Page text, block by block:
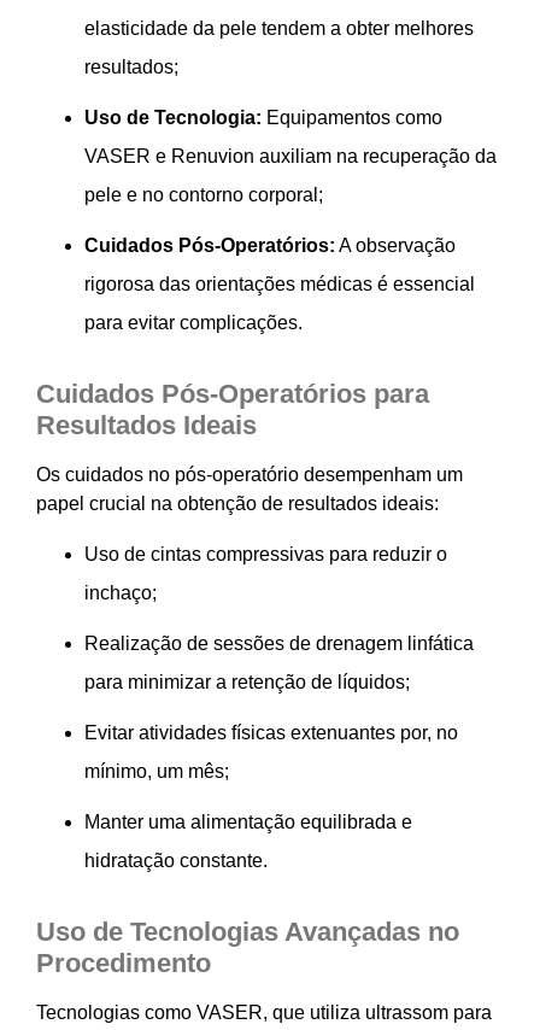
elasticidade da pele tendem a obter melhores
resultados;
Uso de Tecnologia: Equipamentos como
VASER e Renuvion auxiliam na recuperação da
pele e no contorno corporal;
Cuidados Pós-Operatórios: A observação
rigorosa das orientações médicas é essencial
para evitar complicações.
Cuidados Pós-Operatórios para
Resultados Ideais
Os cuidados no pós-operatório desempenham um
papel crucial na obtenção de resultados ideais:
Uso de cintas compressivas para reduzir o
inchaço;
Realização de sessões de drenagem linfática
para minimizar a retenção de líquidos;
Evitar atividades físicas extenuantes por, no
mínimo, um mês;
Manter uma alimentação equilibrada e
hidratação constante.
Uso de Tecnologias Avançadas no
Procedimento
Tecnologias como VASER, que utiliza ultrassom para